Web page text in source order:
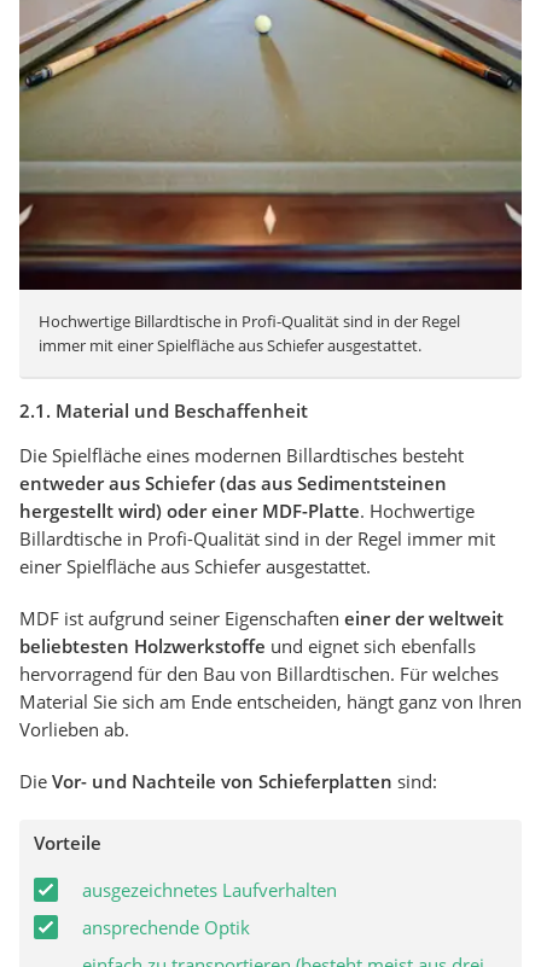
Hochwertige Billardtische in Profi-Qualität sind in der Regel
immer mit einer Spielfläche aus Schiefer ausgestattet.
2.1. Material und Beschaffenheit
Die Spielfläche eines modernen Billardtisches besteht
entweder aus Schiefer (das aus Sedimentsteinen
hergestellt wird) oder einer MDF-Platte. Hochwertige
Billardtische in Profi-Qualität sind in der Regel immer mit
einer Spielfläche aus Schiefer ausgestattet.
MDF ist aufgrund seiner Eigenschaften einer der weltweit
beliebtesten Holzwerkstoffe und eignet sich ebenfalls
hervorragend für den Bau von Billardtischen. Für welches
Material Sie sich am Ende entscheiden, hängt ganz von Ihren
Vorlieben ab.
Die Vor- und Nachteile von Schieferplatten sind:
Vorteile
ausgezeichnetes Laufverhalten
ansprechende Optik